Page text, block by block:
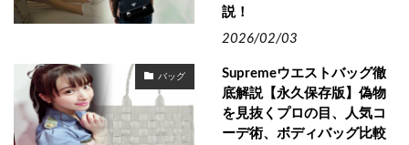
説！
2026/02/03
バッグ
Supremeウエストバッグ徹
底解説【永久保存版】偽物
を見抜くプロの目、人気コ
ーデ術、ボディバッグ比較